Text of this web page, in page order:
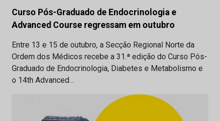
Curso Pós-Graduado de Endocrinologia e
Advanced Course regressam em outubro
Entre 13 e 15 de outubro, a Secção Regional Norte da
Ordem dos Médicos recebe a 31.ª edição do Curso Pós-
Graduado de Endocrinologia, Diabetes e Metabolismo e
o 14th Advanced…